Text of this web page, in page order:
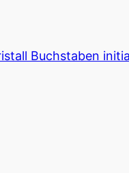
Buchstaben